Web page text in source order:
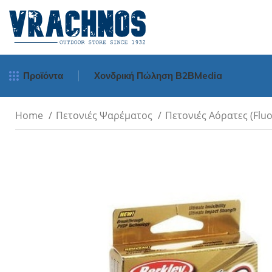
Προϊόντα
Μηχανισμοί
Νήματα
Πετονιές
Πετονιές
Πετονιές
Χονδρική Πώληση Β2ΒMedia
Home Πετονιές Ψαρέματος Πετονιές Αόρατες